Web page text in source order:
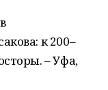
к 200–
– Уфа,